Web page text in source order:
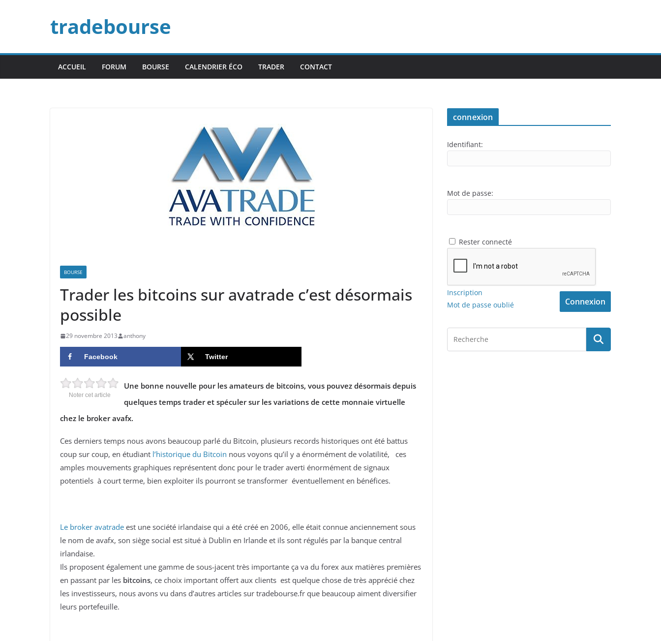
tradebourse
ACCUEIL FORUM BOURSE CALENDRIER ÉCO TRADER CONTACT
BOURSE
Trader les bitcoins sur avatrade c’est désormais
possible
29 novembre 2013 anthony
Facebook Twitter
Noter cet article
Une bonne nouvelle pour les amateurs de bitcoins, vous pouvez désormais depuis
quelques temps trader et spéculer sur les variations de cette monnaie virtuelle
chez le broker avafx.
Ces derniers temps nous avons beaucoup parlé du Bitcoin, plusieurs records historiques ont été battus
coup sur coup, en étudiant l’historique du Bitcoin nous voyons qu’il y a énormément de volatilité, ces
amples mouvements graphiques représentent donc pour le trader averti énormément de signaux
potentiels à court terme, bien exploiter ils pourront se transformer éventuellement en bénéfices.
Le broker avatrade est une société irlandaise qui a été créé en 2006, elle était connue anciennement sous
le nom de avafx, son siège social est situé à Dublin en Irlande et ils sont régulés par la banque central
irlandaise.
Ils proposent également une gamme de sous-jacent très importante ça va du forex aux matières premières
en passant par les bitcoins, ce choix important offert aux clients est quelque chose de très apprécié chez
les investisseurs, nous avons vu dans d’autres articles sur tradebourse.fr que beaucoup aiment diversifier
leurs portefeuille.
connexion
Identifiant:
Mot de passe:
Rester connecté
Connexion
Inscription
Mot de passe oublié